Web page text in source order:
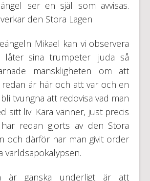
ser en själ som avvisas.
den Stora Lagen
Mikael kan vi observera
låter sina trumpeter ljuda så
mänskligheten om att
är här och att var och en
tvungna att redovisa vad man
sitt liv. Kära vänner, just precis
redan gjorts av den Stora
och därför har man givit order
världsapokalypsen.
är ganska underligt är att